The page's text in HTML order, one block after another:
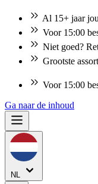
Al 15+ jaar
Voor 15:00
Niet goed?
Grootste
Voor 15:00
Ga naar de inhoud